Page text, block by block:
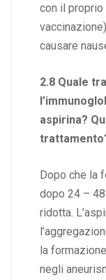
con il
causare
2.8 Quale
aspirina?
Dopo che la
dopo 24 –
ridotta.
la
negli